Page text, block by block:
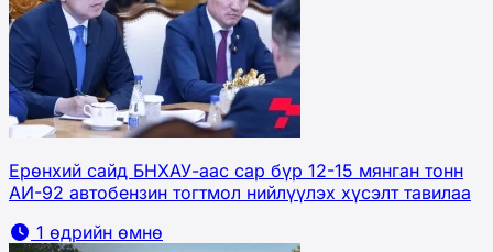
Ерөнхий сайд БНХАУ-аас сар бүр 12-15 мянган тонн
АИ-92 автобензин тогтмол нийлүүлэх хүсэлт тавилаа
1 өдрийн өмнө